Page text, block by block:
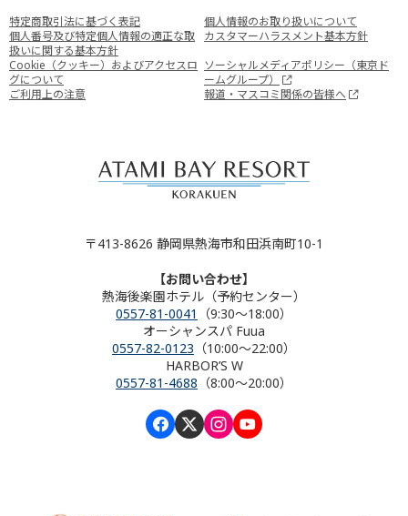
特定商取引法に基づく表記
個人情報のお取り扱いについて
個人番号及び特定個人情報の適正な取
扱いに関する基本方針
カスタマーハラスメント基本方針
Cookie（クッキー）およびアクセスロ
グについて
ソーシャルメディアポリシー（東京ド
ームグループ）
ご利用上の注意
報道・マスコミ関係の皆様へ
〒413-8626 静岡県熱海市和田浜南町10-1
【お問い合わせ】
熱海後楽園ホテル（予約センター）
0557-81-0041
（9:30～18:00）
オーシャンスパ Fuua
0557-82-0123 （10:00～22:00）
HARBOR’S W
0557-81-4688 （8:00～20:00）